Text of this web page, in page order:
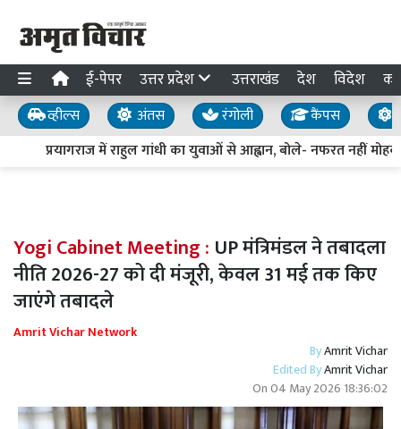
ई-पेपर उत्तर प्रदेश उत्तराखंड देश विदेश
व्हील्स अंतस रंगोली कैंपस
प्रयागराज में राहुल गांधी का युवाओं से आह्वान, बोले- नफरत नहीं
Yogi Cabinet Meeting : UP मंत्रिमंडल ने तबादला
नीति 2026-27 को दी मंजूरी, केवल 31 मई तक किए
जाएंगे तबादले
Amrit Vichar Network
ByAmrit Vichar
Edited ByAmrit Vichar
On04 May 2026 18:36:02